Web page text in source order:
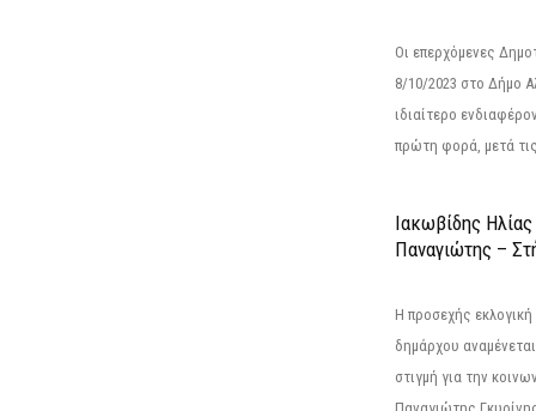
Οι επερχόμενες
8/10/2023 στο Δήμο
ιδιαίτερο
πρώτη φορά, μετά τις
Ιακωβίδης
Παναγιώτης –
Η προσεχής
δημάρχου
στιγμή για την